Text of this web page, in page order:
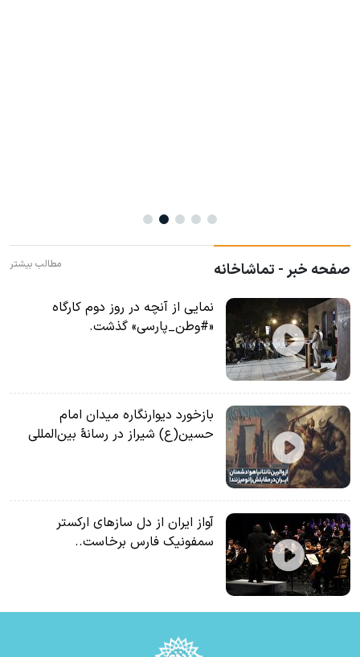
صفحه خبر - تماشاخانه مطالب بیشتر
نمایی از آنچه در روز دوم کارگاه
«#وطن_پارسی» گذشت.
بازخورد دیوارنگاره میدان امام
حسین(ع) شیراز در رسانۀ بین‌المللی
آواز ایران از دل سازهای ارکستر
سمفونیک فارس برخاست..